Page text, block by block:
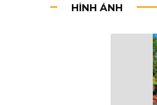
HÌNH ẢNH